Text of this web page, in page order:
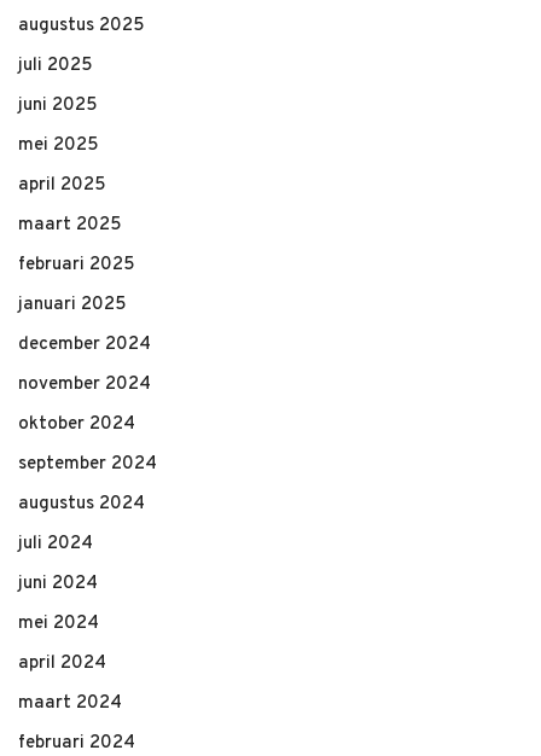
augustus 2025
juli 2025
juni 2025
mei 2025
april 2025
maart 2025
februari 2025
januari 2025
december 2024
november 2024
oktober 2024
september 2024
augustus 2024
juli 2024
juni 2024
mei 2024
april 2024
maart 2024
februari 2024